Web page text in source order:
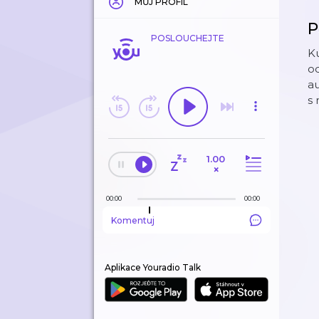
POSLOUCHEJTE
1.00
×
00:00 00:00
Komentuj
Aplikace Youradio Talk
s